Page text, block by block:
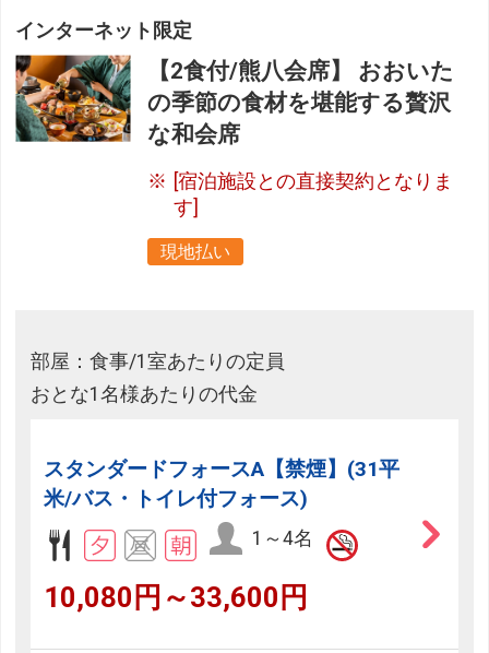
インターネット限定
【2食付/熊八会席】 おおいた
の季節の食材を堪能する贅沢
な和会席
[宿泊施設との直接契約となりま
す]
現地払い
部屋：食事/1室あたりの定員
おとな1名様あたりの代金
スタンダードフォースA【禁煙】(31平
米/バス・トイレ付フォース)
1～4名
10,080円～33,600円